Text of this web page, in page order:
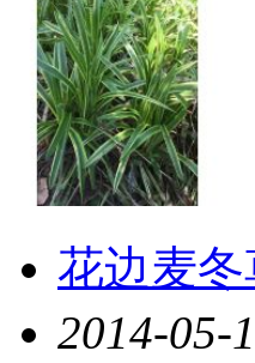
花边麦冬
2014-05-